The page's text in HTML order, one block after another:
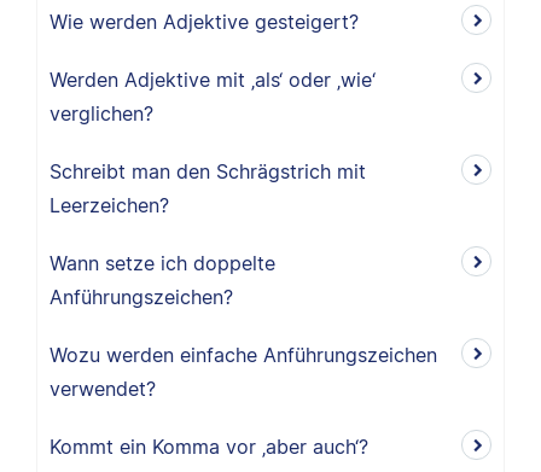
Wie werden Adjektive gesteigert?
Werden Adjektive mit ‚als‘ oder ‚wie‘
verglichen?
Schreibt man den Schrägstrich mit
Leerzeichen?
Wann setze ich doppelte
Anführungszeichen?
Wozu werden einfache Anführungszeichen
verwendet?
Kommt ein Komma vor ‚aber auch‘?